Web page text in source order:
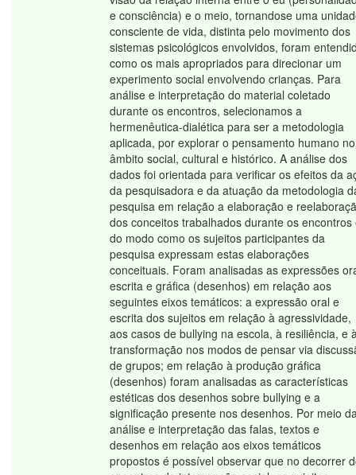
e consciência) e o meio, tornandose uma
consciente de vida, distinta pelo movimento dos
sistemas psicológicos envolvidos, foram
como os mais apropriados para direcionar um
experimento social envolvendo crianças. Para
análise e interpretação do material coletado
durante os encontros, selecionamos a
hermenêutica-dialética para ser a metodologia
aplicada, por explorar o pensamento humano no
âmbito social, cultural e histórico. A análise dos
dados foi orientada para verificar os efeitos da
da pesquisadora e da atuação da metodologia
pesquisa em relação a elaboração e
dos conceitos trabalhados durante os encontros
do modo como os sujeitos participantes da
pesquisa expressam estas elaborações
conceituais. Foram analisadas as expressões
escrita e gráfica (desenhos) em relação aos
seguintes eixos temáticos: a expressão oral e
escrita dos sujeitos em relação à agressividade,
aos casos de bullying na escola, à resiliência, e
transformação nos modos de pensar via
de grupos; em relação à produção gráfica
(desenhos) foram analisadas as características
estéticas dos desenhos sobre bullying e a
significação presente nos desenhos. Por meio
análise e interpretação das falas, textos e
desenhos em relação aos eixos temáticos
propostos é possível observar que no decorrer